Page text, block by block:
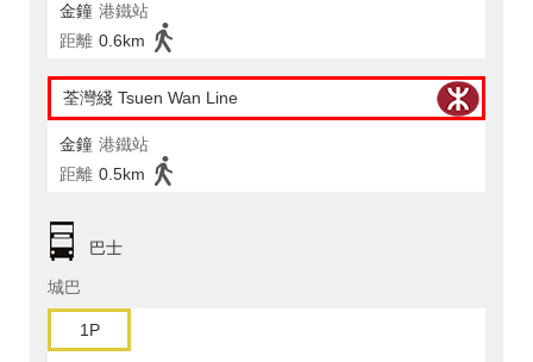
金鐘 港鐵站
距離 0.6km
荃灣綫 Tsuen Wan Line
金鐘 港鐵站
距離 0.5km
巴士
城巴
1P